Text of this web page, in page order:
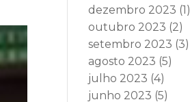
dezembro 2023 (1)
outubro 2023 (2)
setembro 2023 (3)
agosto 2023 (5)
julho 2023 (4)
junho 2023 (5)